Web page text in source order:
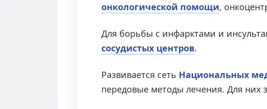
онкологической помощи,
Для борьбы с инфарктами и
сосудистых центров.
Развивается сеть Национальных
передовые методы лечения. Для них